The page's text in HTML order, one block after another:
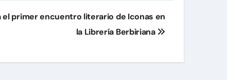
el primer encuentro literario de Iconas en
la Librería Berbiriana